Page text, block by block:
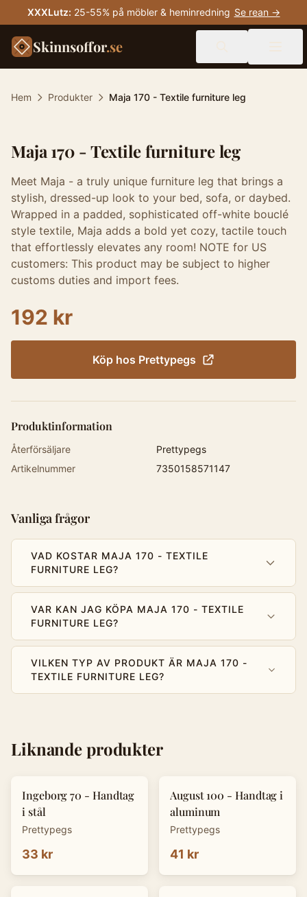
XXXLutz: 25-55% på möbler & heminredning Se rean →
Skinnsoffor.se
Hem Produkter Maja 170 - Textile furniture leg
Maja 170 - Textile furniture leg
Meet Maja - a truly unique furniture leg that brings a
stylish, dressed-up look to your bed, sofa, or daybed.
Wrapped in a padded, sophisticated off-white bouclé
style textile, Maja adds a bold yet cozy, tactile touch
that effortlessly elevates any room! NOTE for US
customers: This product may be subject to higher
customs duties and import fees.
192 kr
Köp hos Prettypegs
Produktinformation
Återförsäljare
Prettypegs
Artikelnummer
7350158571147
Vanliga frågor
VAD KOSTAR MAJA 170 - TEXTILE
FURNITURE LEG?
VAR KAN JAG KÖPA MAJA 170 - TEXTILE
FURNITURE LEG?
VILKEN TYP AV PRODUKT ÄR MAJA 170 -
TEXTILE FURNITURE LEG?
Liknande produkter
Ingeborg 70 - Handtag
i stål
Prettypegs
33 kr
August 100 - Handtag i
aluminum
Prettypegs
41 kr